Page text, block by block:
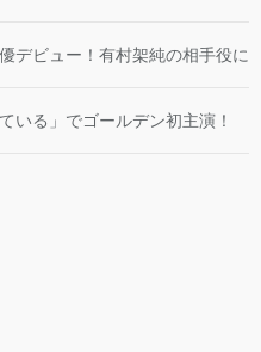
デビュー！有村架純の相手役に
いる」でゴールデン初主演！